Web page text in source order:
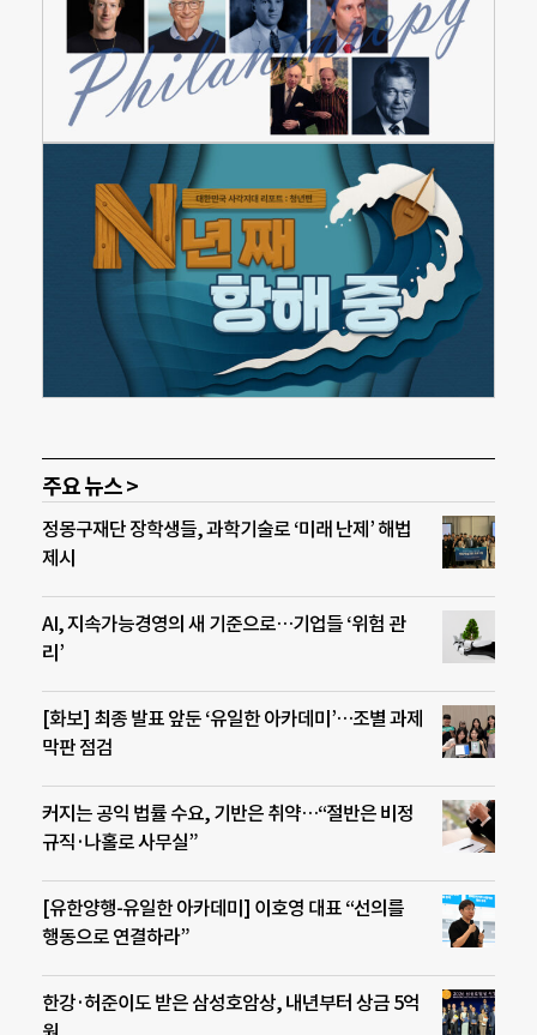
주요 뉴스 >
정몽구재단 장학생들, 과학기술로 ‘미래 난제’ 해법
제시
AI, 지속가능경영의 새 기준으로…기업들 ‘위험 관
리’
[화보] 최종 발표 앞둔 ‘유일한 아카데미’…조별 과제
막판 점검
커지는 공익 법률 수요, 기반은 취약…“절반은 비정
규직·나홀로 사무실”
[유한양행-유일한 아카데미] 이호영 대표 “선의를
행동으로 연결하라”
한강·허준이도 받은 삼성호암상, 내년부터 상금 5억